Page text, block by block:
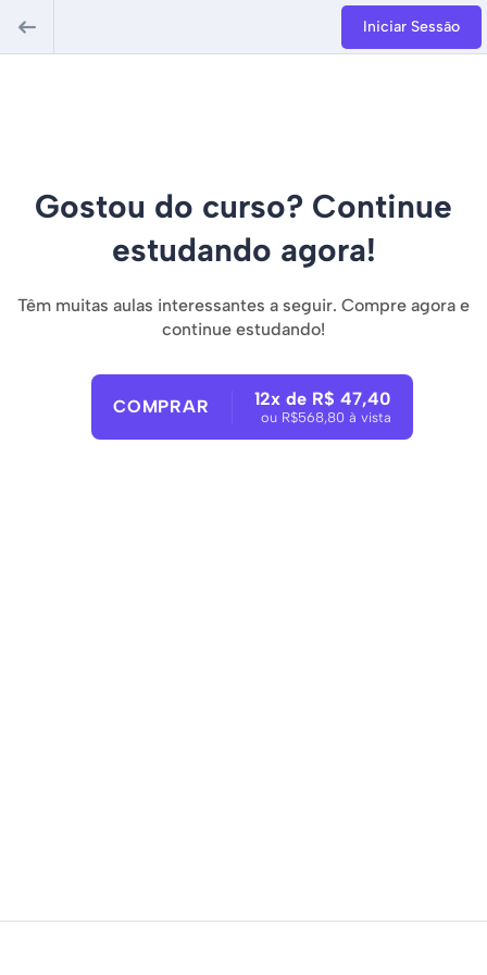
Iniciar Sessão
Gostou do curso? Continue
estudando agora!
Têm muitas aulas interessantes a seguir. Compre agora e
continue estudando!
COMPRAR 12x de R$ 47,40
ou R$568,80 à vista